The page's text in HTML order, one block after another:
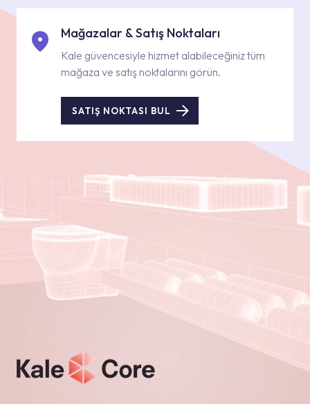
Mağazalar & Satış Noktaları
Kale güvencesiyle hizmet alabileceğiniz tüm
mağaza ve satış noktalarını görün.
SATIŞ NOKTASI BUL